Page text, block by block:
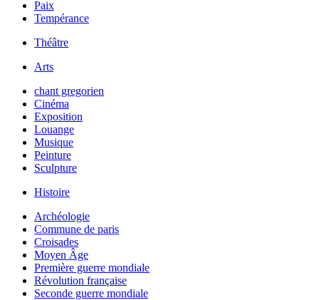
Paix
Tempérance
Théâtre
Arts
chant gregorien
Cinéma
Exposition
Louange
Musique
Peinture
Sculpture
Histoire
Archéologie
Commune de paris
Croisades
Moyen Âge
Première guerre mondiale
Révolution française
Seconde guerre mondiale